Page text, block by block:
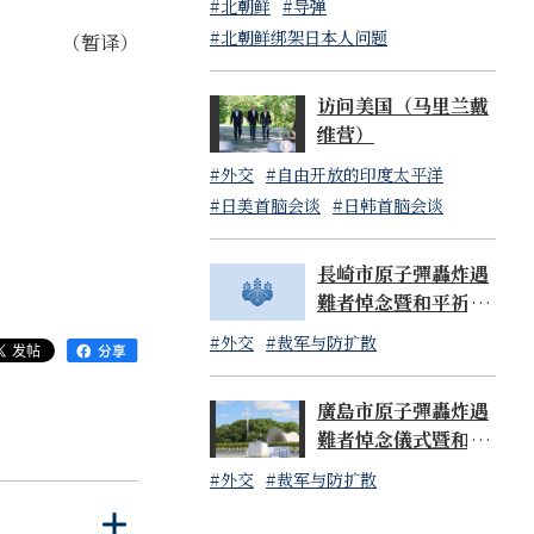
（暂译）
#北朝鲜 #导弹
#北朝鲜绑架日本人问题
访问美国（马里兰戴
维营）
#外交 #自由开放的印度太平洋
#日美首脑会谈 #日韩首脑会谈
長崎市原子彈轟炸遇
難者悼念暨和平祈願
儀式內閣總理大臣致
辭（影音）
#外交 #裁军与防扩散
廣島市原子彈轟炸遇
難者悼念儀式暨和平
祈願儀式內閣總理大
臣致辭
#外交 #裁军与防扩散